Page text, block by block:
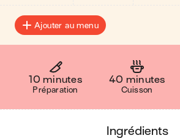
Ajouter au menu
10 minutes
Préparation
40 minutes
Cuisson
ingrédients